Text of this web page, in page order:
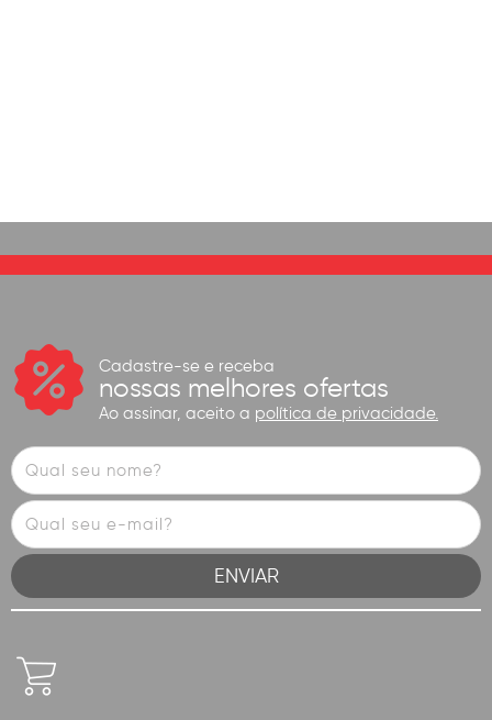
Cadastre-se e receba
nossas melhores ofertas
Ao assinar, aceito a política de privacidade.